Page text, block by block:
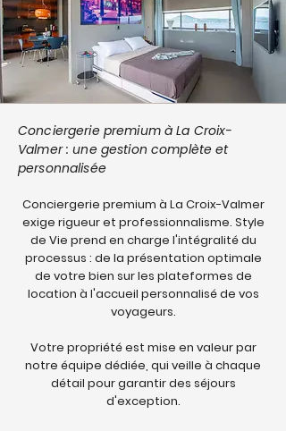
Conciergerie premium à La Croix-
Valmer : une gestion complète et
personnalisée
Conciergerie premium à La Croix-Valmer
exige rigueur et professionnalisme. Style
de Vie prend en charge l'intégralité du
processus : de la présentation optimale
de votre bien sur les plateformes de
location à l'accueil personnalisé de vos
voyageurs.
Votre propriété est mise en valeur par
notre équipe dédiée, qui veille à chaque
détail pour garantir des séjours
d'exception.